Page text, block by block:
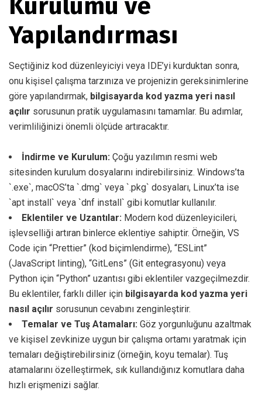
Kurulumu ve
Yapılandırması
Seçtiğiniz kod düzenleyiciyi veya IDE’yi kurduktan sonra,
onu kişisel çalışma tarzınıza ve projenizin gereksinimlerine
göre yapılandırmak, bilgisayarda kod yazma yeri nasıl
açılır sorusunun pratik uygulamasını tamamlar. Bu adımlar,
verimliliğinizi önemli ölçüde artıracaktır.
İndirme ve Kurulum: Çoğu yazılımın resmi web
sitesinden kurulum dosyalarını indirebilirsiniz. Windows’ta
`.exe`, macOS’ta `.dmg` veya `.pkg` dosyaları, Linux’ta ise
`apt install` veya `dnf install` gibi komutlar kullanılır.
Eklentiler ve Uzantılar: Modern kod düzenleyicileri,
işlevselliği artıran binlerce eklentiye sahiptir. Örneğin, VS
Code için “Prettier” (kod biçimlendirme), “ESLint”
(JavaScript linting), “GitLens” (Git entegrasyonu) veya
Python için “Python” uzantısı gibi eklentiler vazgeçilmezdir.
Bu eklentiler, farklı diller için bilgisayarda kod yazma yeri
nasıl açılır sorusunun cevabını zenginleştirir.
Temalar ve Tuş Atamaları: Göz yorgunluğunu azaltmak
ve kişisel zevkinize uygun bir çalışma ortamı yaratmak için
temaları değiştirebilirsiniz (örneğin, koyu temalar). Tuş
atamalarını özelleştirmek, sık kullandığınız komutlara daha
hızlı erişmenizi sağlar.